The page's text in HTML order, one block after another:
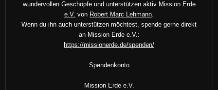
wundervollen Geschöpfe und unterstützen aktiv Mission Erde
e.V. von Robert Marc Lehmann.
Wenn du ihn auch unterstützen möchtest, spende gerne direkt
an Mission Erde e.V.:
https://missionerde.de/spenden/
Spendenkonto
Mission Erde e.V.